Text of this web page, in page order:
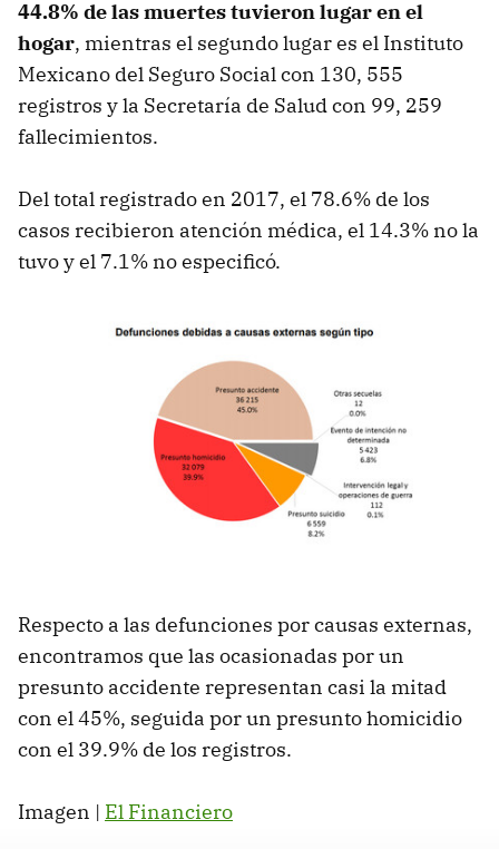
44.8% de las muertes tuvieron lugar en el
hogar, mientras el segundo lugar es el Instituto
Mexicano del Seguro Social con 130, 555
registros y la Secretaría de Salud con 99, 259
fallecimientos.
Del total registrado en 2017, el 78.6% de los
casos recibieron atención médica, el 14.3% no la
tuvo y el 7.1% no especificó.
Respecto a las defunciones por causas externas,
encontramos que las ocasionadas por un
presunto accidente representan casi la mitad
con el 45%, seguida por un presunto homicidio
con el 39.9% de los registros.
Imagen | El Financiero